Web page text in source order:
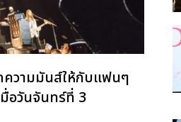
ความมันส์ให้กับแฟนๆ
อวันจันทร์ที่ 3